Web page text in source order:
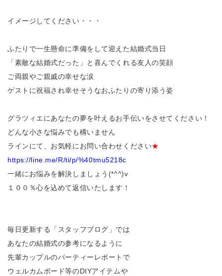
イメージしてください・・・
ふたりで一生懸命に準備をして迎えた結婚式当日
「素敵な結婚式だった」と喜んでくれる友人の笑顔
ご両親やご親戚の幸せな涙
ゲストに祝福され幸せそうなおふたりの寄り添う姿
グラツィエにあなたの夢を叶えるお手伝いをさせてください！
どんな小さな悩みでも構いません
ラインにて、お気軽にお問い合わせください★
https://line.me/R/ti/p/%40tmu5218c
一緒にお悩みを解決しましょう(*^^)v
１００％心を込めて返信いたします！
毎日更新する「スタッフブログ」では
あなたの結婚式の参考になるように
先輩カップルのパーティーレポートで
ウェルカムボード等のDIYアイテムや